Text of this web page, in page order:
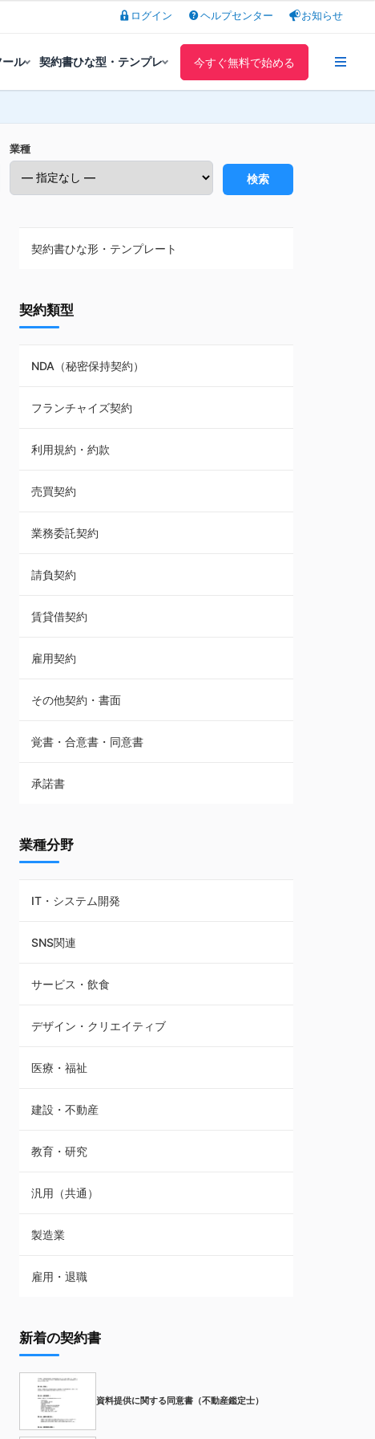
ログイン ヘルプセンター お知らせ
ール 契約書ひな型・テンプレ 今すぐ無料で始める
業種
検索
契約書ひな形・テンプレート
NDA（秘密保持契約）
業務委託契約
利用規約・約款
覚書・合意書・同意書
承諾書
雇用契約
その他契約・書面
売買契約
株主総会議事録・関連書類
請負契約
フランチャイズ契約
賃貸借契約
契約類型
NDA（秘密保持契約）
フランチャイズ契約
利用規約・約款
売買契約
業務委託契約
請負契約
賃貸借契約
雇用契約
その他契約・書面
覚書・合意書・同意書
承諾書
業種分野
IT・システム開発
SNS関連
サービス・飲食
デザイン・クリエイティブ
医療・福祉
建設・不動産
教育・研究
汎用（共通）
製造業
雇用・退職
新着の契約書
資料提供に関する同意書（不動産鑑定士）